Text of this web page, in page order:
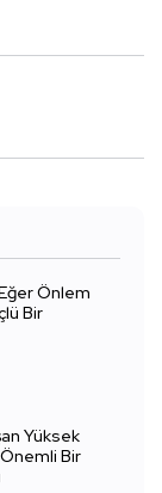
Önlem
Bir
Yüksek
Bir